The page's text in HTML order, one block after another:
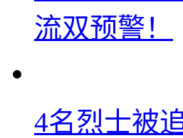
流双预警！
4名烈士被